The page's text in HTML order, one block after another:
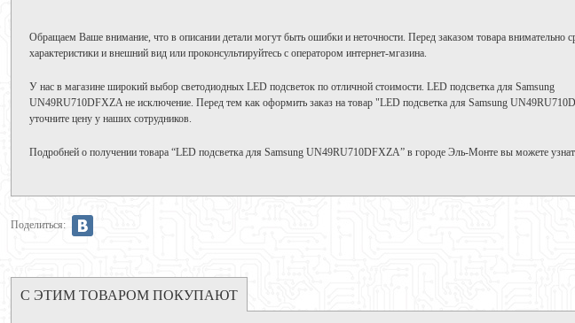
Обращаем Ваше внимание, что в описании детали могут быть ошибки и неточности. Перед заказом товара внимательно
характеристики и внешний вид или проконсультируйтесь с оператором интернет-мгазина.
У нас в магазине широкий выбор светодиодных LED подсветок по отличной стоимости. LED подсветка для Samsung
UN49RU710DFXZA не исключение. Перед тем как оформить заказ на товар "LED подсветка для Samsung
уточните цену у наших сотрудников.
Подробней о получении товара “LED подсветка для Samsung UN49RU710DFXZA” в городе Эль-Монте вы можете
Поделиться:
С ЭТИМ ТОВАРОМ ПОКУПАЮТ